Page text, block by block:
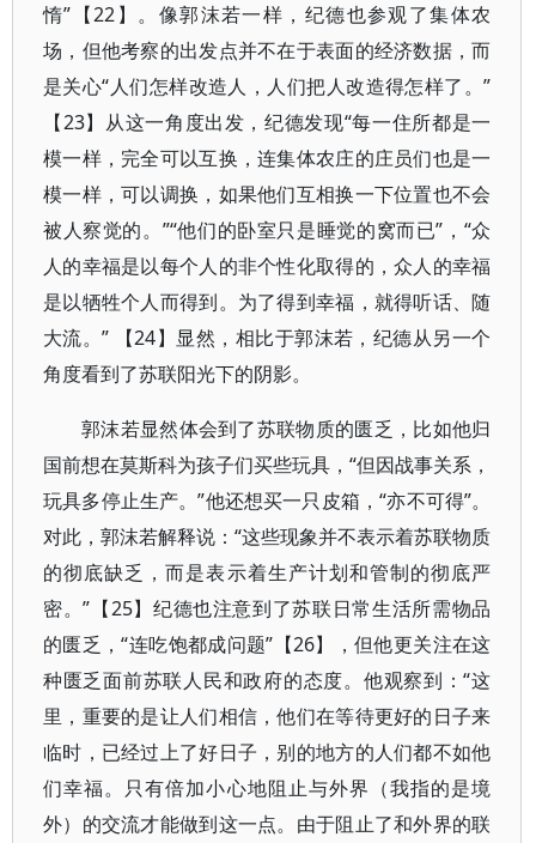
惰”【22】。像郭沫若一样，纪德也参观了集体农
场，但他考察的出发点并不在于表面的经济数据，而
是关心“人们怎样改造人，人们把人改造得怎样了。”
【23】从这一角度出发，纪德发现“每一住所都是一
模一样，完全可以互换，连集体农庄的庄员们也是一
模一样，可以调换，如果他们互相换一下位置也不会
被人察觉的。”“他们的卧室只是睡觉的窝而已”，“众
人的幸福是以每个人的非个性化取得的，众人的幸福
是以牺牲个人而得到。为了得到幸福，就得听话、随
大流。” 【24】显然，相比于郭沫若，纪德从另一个
角度看到了苏联阳光下的阴影。
郭沫若显然体会到了苏联物质的匮乏，比如他归
国前想在莫斯科为孩子们买些玩具，“但因战事关系，
玩具多停止生产。”他还想买一只皮箱，“亦不可得”。
对此，郭沫若解释说：“这些现象并不表示着苏联物质
的彻底缺乏，而是表示着生产计划和管制的彻底严
密。”【25】纪德也注意到了苏联日常生活所需物品
的匮乏，“连吃饱都成问题”【26】，但他更关注在这
种匮乏面前苏联人民和政府的态度。他观察到：“这
里，重要的是让人们相信，他们在等待更好的日子来
临时，已经过上了好日子，别的地方的人们都不如他
们幸福。只有倍加小心地阻止与外界（我指的是境
外）的交流才能做到这一点。由于阻止了和外界的联